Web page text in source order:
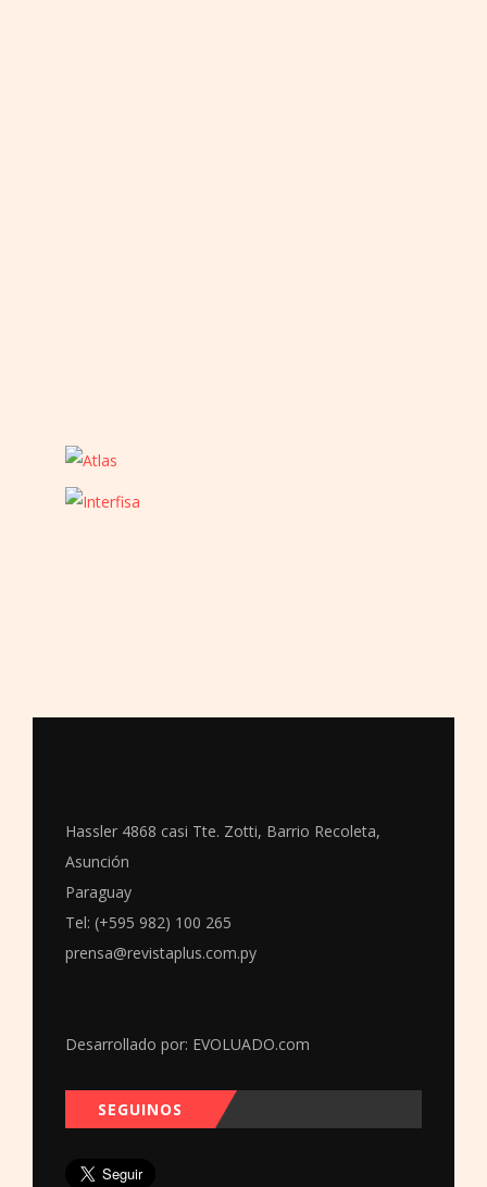
Hassler 4868 casi Tte. Zotti, Barrio Recoleta,
Asunción
Paraguay
Tel: (+595 982) 100 265
prensa@revistaplus.com.py
Desarrollado por: EVOLUADO.com
SEGUINOS